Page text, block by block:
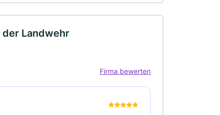
Landwehr
Firma bewerten